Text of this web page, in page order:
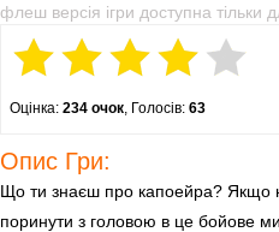
флеш версія ігри доступна тільки
Оцінка: 234 очок, Голосів: 63
Опис Гри:
Що ти знаєш про капоейра? Якщо
поринути з головою в це бойове